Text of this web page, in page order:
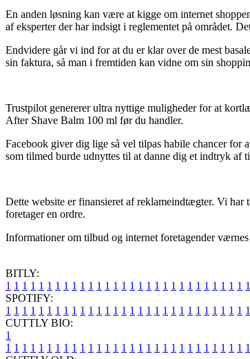
En anden løsning kan være at kigge om internet
af eksperter der har indsigt i reglementet på området.
Endvidere går vi ind for at du er klar over de mest
sin faktura, så man i fremtiden kan vidne om sin
Trustpilot genererer ultra nyttige muligheder for at
After Shave Balm 100 ml før du handler.
Facebook giver dig lige så vel tilpas habile chancer for
som tilmed burde udnyttes til at danne dig et indtryk af
Dette website er finansieret af reklameindtægter. Vi har
foretager en ordre.
Informationer om tilbud og internet foretagender
BITLY:
1 1 1 1 1 1 1 1 1 1 1 1 1 1 1 1 1 1 1 1 1 1 1 1 1 1 1 1 1 1
SPOTIFY:
1 1 1 1 1 1 1 1 1 1 1 1 1 1 1 1 1 1 1 1 1 1 1 1 1 1 1 1 1 1
CUTTLY BIO:
1
1 1 1 1 1 1 1 1 1 1 1 1 1 1 1 1 1 1 1 1 1 1 1 1 1 1 1 1 1 1